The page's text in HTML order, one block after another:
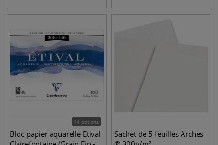
14 options
Bloc papier aquarelle Etival
Sachet de 5 feuilles Arches